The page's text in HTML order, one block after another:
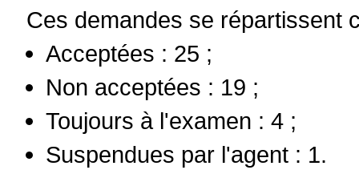
Ces demandes se répartissent
Acceptées : 25 ;
Non acceptées : 19 ;
Toujours à l'examen : 4 ;
Suspendues par l'agent : 1.